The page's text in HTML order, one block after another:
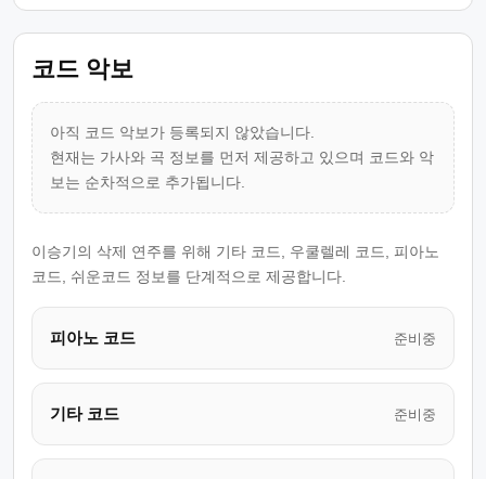
코드 악보
아직 코드 악보가 등록되지 않았습니다.
현재는 가사와 곡 정보를 먼저 제공하고 있으며 코드와 악
보는 순차적으로 추가됩니다.
이승기의 삭제 연주를 위해 기타 코드, 우쿨렐레 코드, 피아노
코드, 쉬운코드 정보를 단계적으로 제공합니다.
피아노 코드 준비중
기타 코드 준비중